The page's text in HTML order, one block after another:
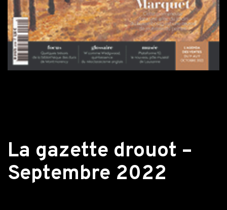
La gazette drouot –
Septembre 2022